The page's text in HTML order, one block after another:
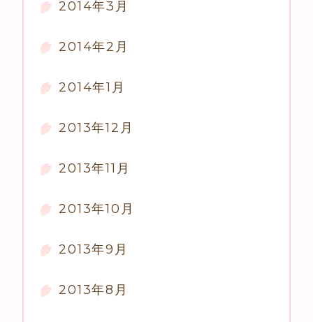
2014年3月
2014年2月
2014年1月
2013年12月
2013年11月
2013年10月
2013年9月
2013年8月